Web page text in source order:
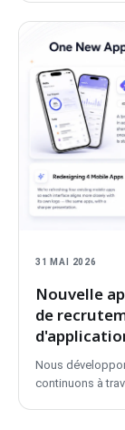
31 MAI 2026
Nouvelle
de
Nous
continuons à